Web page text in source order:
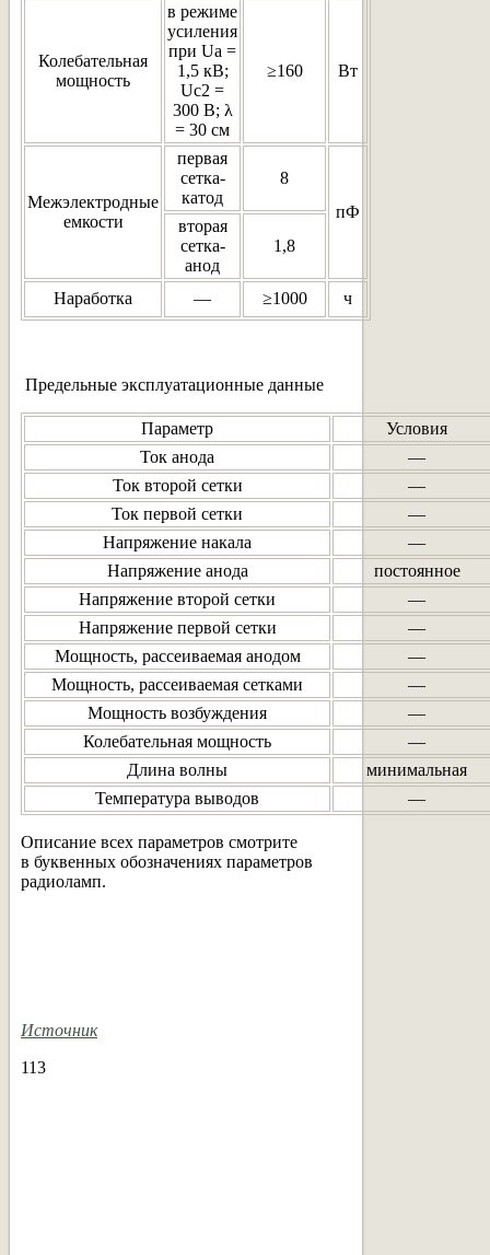
Колебательная
мощность
в режиме
усиления
при Ua =
1,5 кВ;
Uc2 =
300 В; λ
= 30 см
≥160 Вт
Межэлектродные
емкости
первая
сетка-
катод
8
пФ
вторая
сетка-
анод
1,8
Наработка — ≥1000 ч
Предельные эксплуатационные данные
Параметр
Условия
Ток анода
—
Ток второй сетки
—
Ток первой сетки
—
Напряжение накала
—
Напряжение анода
постоянное
Напряжение второй сетки
—
Напряжение первой сетки
—
Мощность, рассеиваемая анодом
—
Мощность, рассеиваемая сетками
—
Мощность возбуждения
—
Колебательная мощность
—
Длина волны
минимальная
Температура выводов
—
Описание всех параметров смотрите
в буквенных обозначениях параметров
радиоламп.
Источник
113